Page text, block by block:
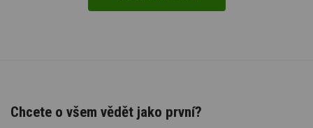
Chcete o všem vědět jako první?